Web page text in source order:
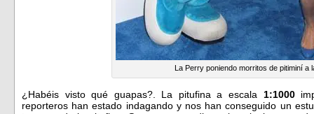
La Perry poniendo morritos de pitiminí a
¿Habéis visto qué guapas?. La pitufina a escala 1:1000
reporteros han estado indagando y nos han conseguido un